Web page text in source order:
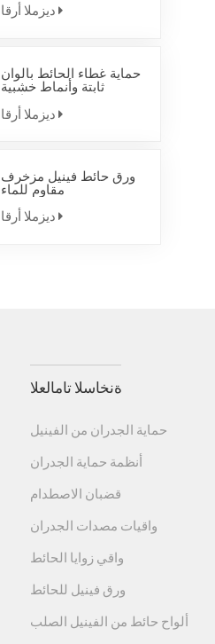
ديزملا أرقا
حماية غطاء الحائط بألوان
ثابتة وأنماط خشبية
ديزملا أرقا
ورق حائط فينيل مزخرف
مقاوم للماء
ديزملا أرقا
ةنخاسلا تامالعلا
حماية الجدران من الفينيل
أنظمة حماية الجدران
قضبان الاصطدام
واقيات مصدات الجدران
واقي زوايا الحائط
ورق فينيل للحائط
ألواح حائط من الفينيل الصلب